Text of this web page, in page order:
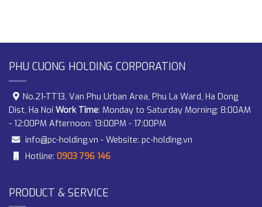
PHU CUONG HOLDING CORPORATION
No.21-TT13, Van Phu Urban Area, Phu La Ward, Ha Dong
Dist, Ha Noi Work Time: Monday to Saturday Morning: 8:00AM
- 12:00PM Afternoon: 13:00PM - 17:00PM
info@pc-holding.vn - Website: pc-holding.vn
Hotline: 0903 796 146
PRODUCT & SERVICE